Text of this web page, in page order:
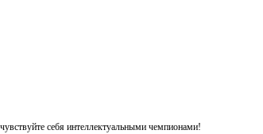
себя интеллектуальными чемпионами!